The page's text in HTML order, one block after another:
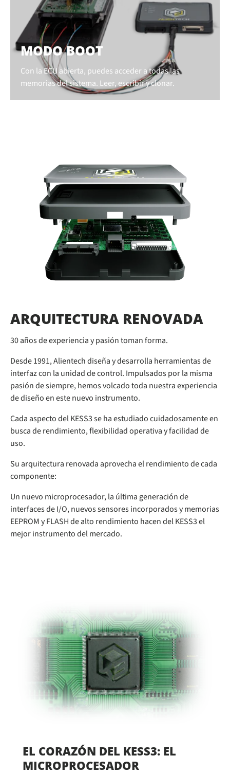
MODO BOOT
Con la ECU abierta, puedes acceder a todas las
memorias del sistema. Leer, escribir y clonar.
ARQUITECTURA RENOVADA
30 años de experiencia y pasión toman forma.
Desde 1991, Alientech diseña y desarrolla herramientas de
interfaz con la unidad de control. Impulsados por la misma
pasión de siempre, hemos volcado toda nuestra experiencia
de diseño en este nuevo instrumento.
Cada aspecto del KESS3 se ha estudiado cuidadosamente en
busca de rendimiento, flexibilidad operativa y facilidad de
uso.
Su arquitectura renovada aprovecha el rendimiento de cada
componente:
Un nuevo microprocesador, la última generación de
interfaces de I/O, nuevos sensores incorporados y memorias
EEPROM y FLASH de alto rendimiento hacen del KESS3 el
mejor instrumento del mercado.
EL CORAZÓN DEL KESS3: EL
MICROPROCESADOR